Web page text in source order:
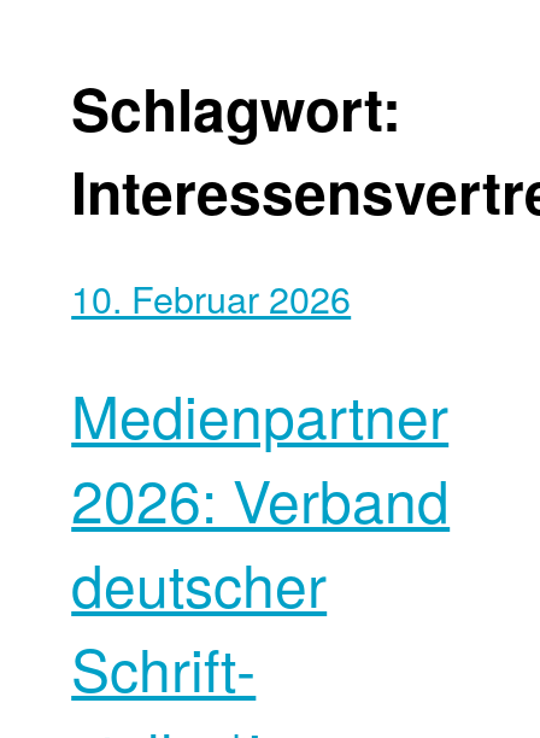
Schlagwort:
10. Februar 2026
Medienpartner
2026: Verband
deutscher
Schrift­